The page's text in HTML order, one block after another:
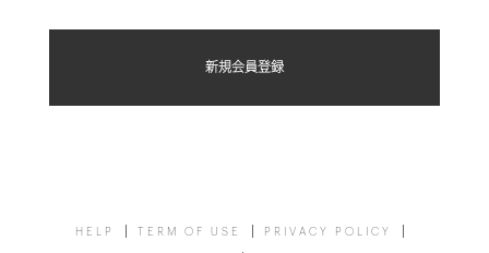
HELP TERM OF USE PRIVACY POLICY